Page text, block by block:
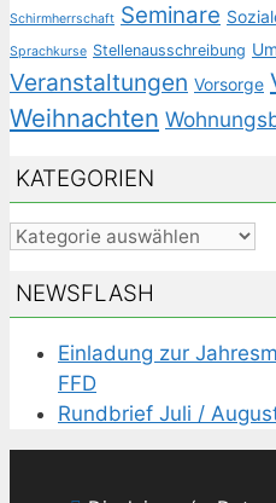
Schirmherrschaft Seminare
Sprachkurse Stellenausschreibung
Veranstaltungen Vorsorge
Weihnachten
KATEGORIEN
Kategorien
NEWSFLASH
Einladung zur
FFD
Rundbrief Juli /